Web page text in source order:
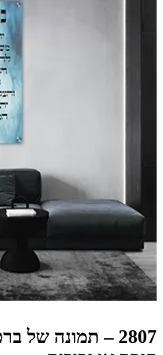
2807 – תמונה